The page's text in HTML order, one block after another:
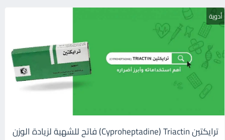
أدوية
ترايكتين Cyproheptadine) Triactin) فاتح للشهية لزيادة الوزن